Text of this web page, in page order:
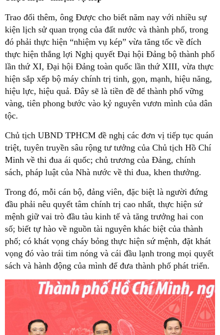
Trao đổi thêm, ông Được cho biết năm nay với nhiều sự
kiện lịch sử quan trọng của đất nước và thành phố, trong
đó phải thực hiện “nhiệm vụ kép” vừa tăng tốc về đích
thực hiện thắng lợi Nghị quyết Đại hội Đảng bộ thành phố
lần thứ XI, Đại hội Đảng toàn quốc lần thứ XIII, vừa thực
hiện sắp xếp bộ máy chính trị tinh, gọn, mạnh, hiệu năng,
hiệu lực, hiệu quả. Đây sẽ là tiền đề để thành phố vững
vàng, tiên phong bước vào kỷ nguyên vươn mình của dân
tộc.
Chủ tịch UBND TPHCM đề nghị các đơn vị tiếp tục quán
triệt, tuyên truyền sâu rộng tư tưởng của Chủ tịch Hồ Chí
Minh về thi đua ái quốc; chủ trương của Đảng, chính
sách, pháp luật của Nhà nước về thi đua, khen thưởng.
Trong đó, mỗi cán bộ, đảng viên, đặc biệt là người đứng
đầu phải nêu quyết tâm chính trị cao nhất, thực hiện sứ
mệnh giữ vai trò đầu tàu kinh tế và tăng trưởng hai con
số; biết tự hào về nguồn tài nguyên khác biệt của thành
phố; có khát vọng cháy bỏng thực hiện sứ mệnh, đặt khát
vọng đó vào trái tim nóng và cái đầu lạnh trong mọi quyết
sách và hành động của mình để đưa thành phố phát triển.